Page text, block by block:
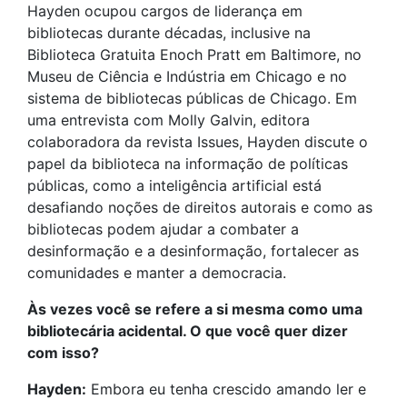
Hayden ocupou cargos de liderança em
bibliotecas durante décadas, inclusive na
Biblioteca Gratuita Enoch Pratt em Baltimore, no
Museu de Ciência e Indústria em Chicago e no
sistema de bibliotecas públicas de Chicago. Em
uma entrevista com Molly Galvin, editora
colaboradora da revista Issues, Hayden discute o
papel da biblioteca na informação de políticas
públicas, como a inteligência artificial está
desafiando noções de direitos autorais e como as
bibliotecas podem ajudar a combater a
desinformação e a desinformação, fortalecer as
comunidades e manter a democracia.
Às vezes você se refere a si mesma como uma
bibliotecária acidental. O que você quer dizer
com isso?
Hayden: Embora eu tenha crescido amando ler e